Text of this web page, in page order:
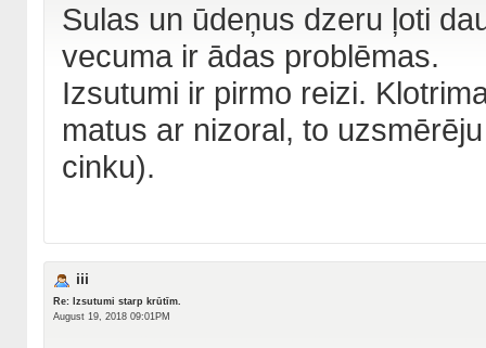
Sulas un ūdeņus dzeru ļoti
vecuma ir ādas problēmas.
Izsutumi ir pirmo reizi.
matus ar nizoral, to
cinku).
iii
Re: Izsutumi starp krūtīm.
August 19, 2018 09:01PM